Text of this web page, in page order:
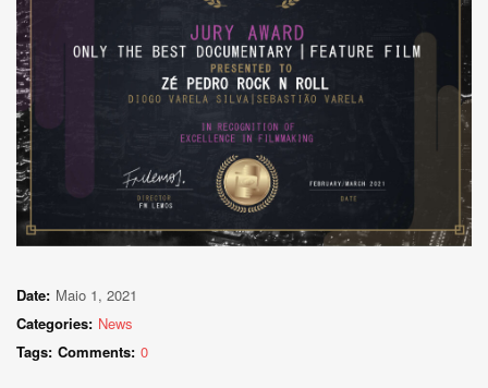
Date: Maio 1, 2021
Categories: News
Tags: Comments: 0